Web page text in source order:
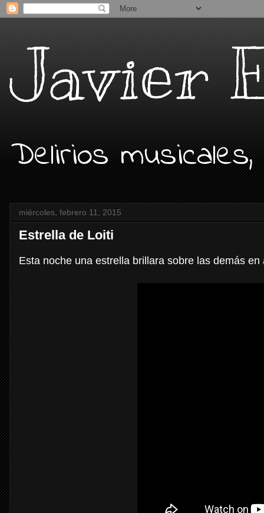
Javier
Delirios
miércoles, febrero 11, 2015
Estrella de Loiti
Esta noche una estrella brillara sobre las demás en